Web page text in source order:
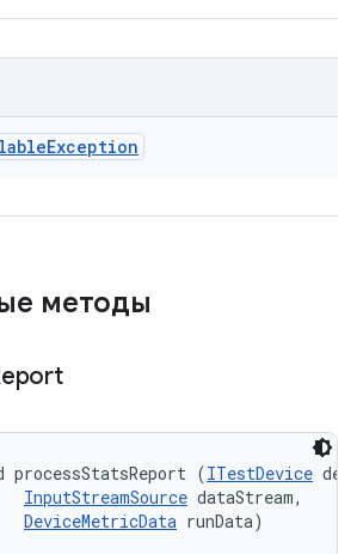
Exception
методы
processStatsReport (ITestDevice
InputStreamSource dataStream,
DeviceMetricData runData)